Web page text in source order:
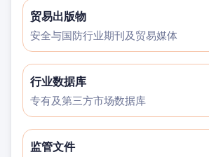
贸易出版物
安全与国防行业期刊及贸易媒体
行业数据库
专有及第三方市场数据库
监管文件